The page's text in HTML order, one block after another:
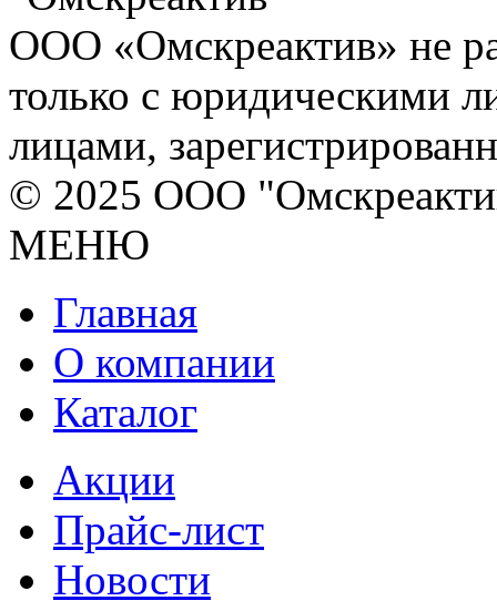
ООО «Омскреактив» не
только с юридическими
лицами,
© 2025 ООО
МЕНЮ
Главная
О компании
Каталог
Акции
Прайс-лист
Новости